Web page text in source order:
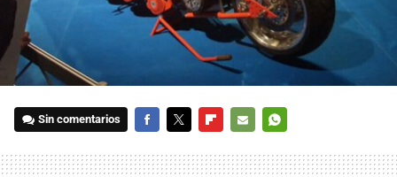
Sin comentarios
MAIL